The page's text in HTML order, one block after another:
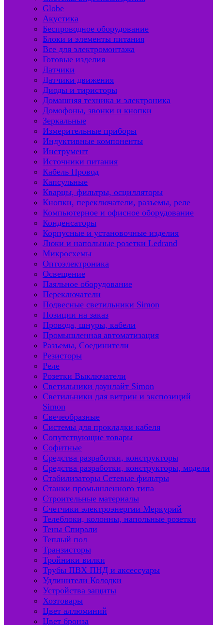
Globe
Акустика
Беспроводное оборудование
Блоки и элементы питания
Все для электромонтажа
Готовые изделия
Датчики
Датчики движения
Диоды и тиристоры
Домашняя техника и электроника
Домофоны, звонки и кнопки
Зеркальные
Измерительные приборы
Индуктивные компоненты
Инструмент
Источники питания
Кабель Провод
Капсульные
Кварцы, фильтры, осцилляторы
Кнопки, переключатели, разъемы, реле
Компьютерное и офисное оборудование
Конденсаторы
Корпусные и установочные изделия
Люки и напольные розетки Ledrand
Микросхемы
Оптоэлектроника
Освещение
Паяльное оборудование
Переключатели
Подвесные светильники Simon
Позиции на заказ
Провода, шнуры, кабели
Промышленная автоматизация
Разъемы, Соединители
Резисторы
Реле
Розетки Выключатели
Светильники даунлайт Simon
Светильники для витрин и экспозиций
Simon
Свечеобразные
Системы для прокладки кабеля
Сопутствующие товары
Софитные
Средства разработки, конструкторы
Средства разработки, конструкторы, модели
Стабилизаторы Сетевые фильтры
Станки промышленного типа
Строительные материалы
Счетчики электроэнергии Меркурий
Телеблоки, колонны, напольные розетки
Тены Спирали
Теплый пол
Транзисторы
Тройники вилки
Трубы ПВХ ПНД и аксессуары
Удлинители Колодки
Устройства защиты
Хозтовары
Цвет аллюминий
Цвет бронза